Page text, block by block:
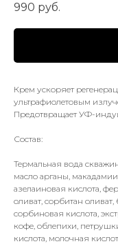
990 руб.
Крем ускоряет
ультрафиолетовым
Предотвращает УФ-
Состав:
Термальная вода
масло арганы,
азелаиновая кислота,
оливат, сорбитан
сорбиновая кислота,
кофе, облепихи,
кислота, молочная